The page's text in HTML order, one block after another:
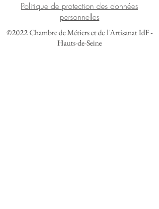
Politique de protection des données
personnelles
©2022 Chambre de Métiers et de l'Artisanat IdF -
Hauts-de-Seine